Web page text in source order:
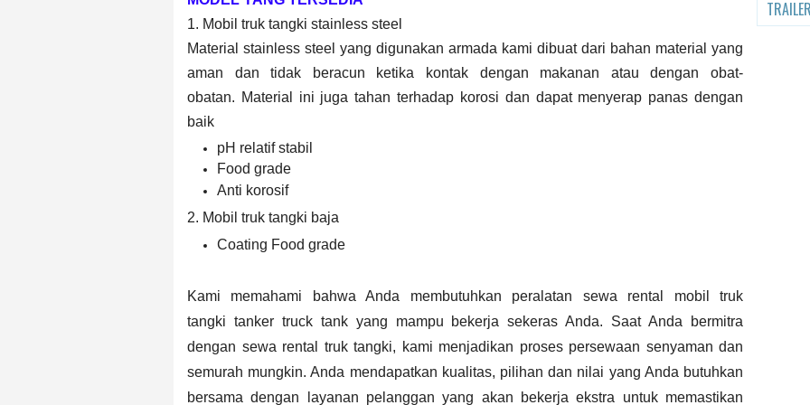
1. Mobil truk tangki stainless steel
Material stainless steel yang digunakan armada kami dibuat dari bahan material yang
aman dan tidak beracun ketika kontak dengan makanan atau dengan obat-
obatan. Material ini juga tahan terhadap korosi dan dapat menyerap panas dengan
baik
pH relatif stabil
Food grade
Anti korosif
2. Mobil truk tangki baja
Coating Food grade
Kami memahami bahwa Anda membutuhkan peralatan sewa rental mobil truk
tangki tanker truck tank yang mampu bekerja sekeras Anda. Saat Anda bermitra
dengan sewa rental truk tangki, kami menjadikan proses persewaan senyaman dan
semurah mungkin. Anda mendapatkan kualitas, pilihan dan nilai yang Anda butuhkan
bersama dengan layanan pelanggan yang akan bekerja ekstra untuk memastikan